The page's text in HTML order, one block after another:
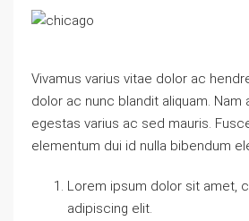
Vivamus varius vitae dolor ac
dolor ac nunc blandit aliquam. Nam
egestas varius ac sed mauris.
elementum dui id nulla bibendum
Lorem ipsum dolor sit amet,
adipiscing elit.